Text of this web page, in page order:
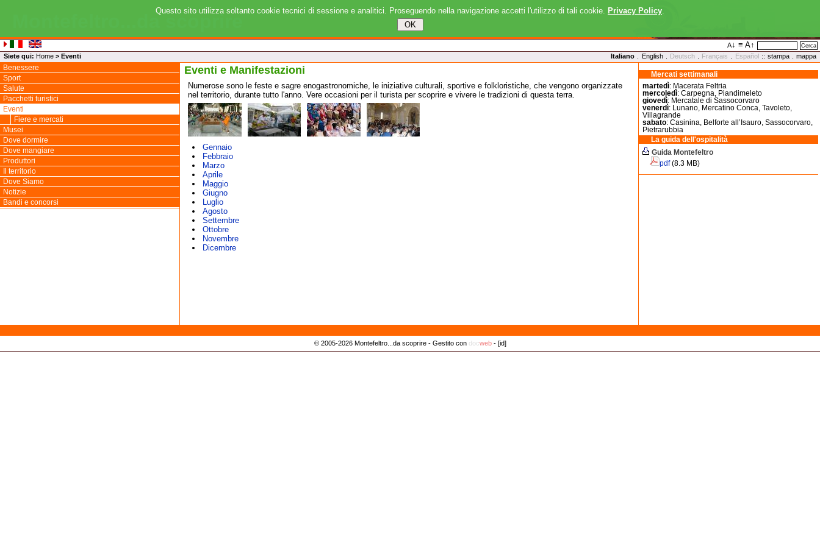
Montefeltro...da scoprire
A↓ ≡ A↑ Cerca
Italiano . English. Deutsch. Français . Español ::stampa .mappa
Siete qui: Home> Eventi
Benessere
Sport
Salute
Pacchetti turistici
Eventi
Fiere e mercati
Musei
Dove dormire
Dove mangiare
Produttori
Il territorio
Dove Siamo
Notizie
Bandi e concorsi
Eventi e Manifestazioni
Numerose sono le feste e sagre enogastronomiche, le iniziative culturali, sportive e folkloristiche, che vengono organizzate
nel territorio, durante tutto l'anno. Vere occasioni per il turista per scoprire e vivere le tradizioni di questa terra.
Gennaio
Febbraio
Marzo
Aprile
Maggio
Giugno
Luglio
Agosto
Settembre
Ottobre
Novembre
Dicembre
Mercati settimanali
martedì: Macerata Feltria
mercoledì: Carpegna, Piandimeleto
giovedì: Mercatale di Sassocorvaro
venerdì: Lunano, Mercatino Conca, Tavoleto,
Villagrande
sabato: Casinina, Belforte all’Isauro, Sassocorvaro,
Pietrarubbia
La guida dell'ospitalità
Guida Montefeltro
pdf(8.3 MB)
© 2005-2026 Montefeltro...da scoprire - Gestito con docweb- [id]
Questo sito utilizza soltanto cookie tecnici di sessione e analitici. Proseguendo nella navigazione accetti l'utilizzo di tali cookie. Privacy Policy.